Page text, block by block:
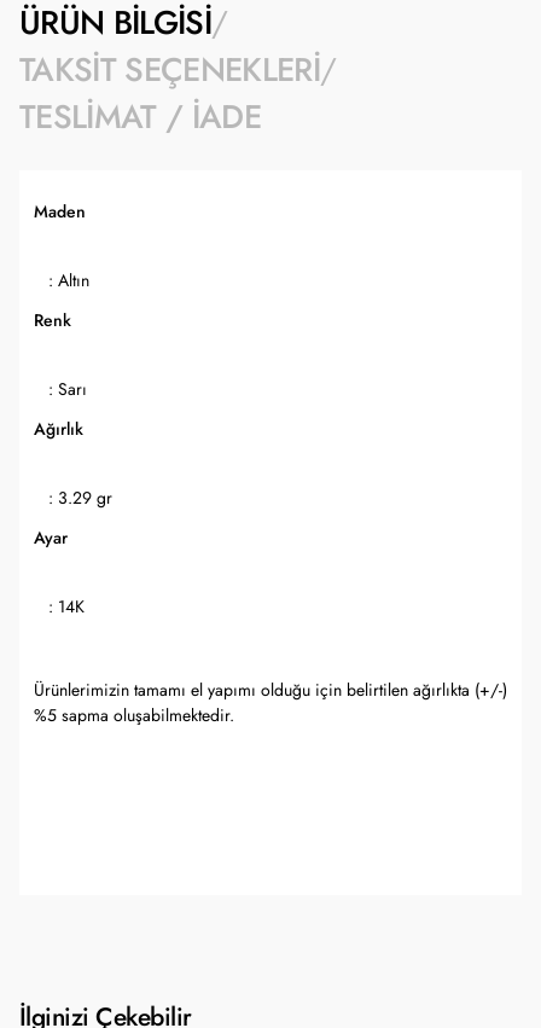
ÜRÜN BILGISI
TAKSIT SEÇENEKLERI
TESLIMAT / İADE
Maden
: Altın
Renk
: Sarı
Ağırlık
: 3.29 gr
Ayar
: 14K
Ürünlerimizin tamamı el yapımı olduğu için belirtilen ağırlıkta (+/-)
%5 sapma oluşabilmektedir.
İlginizi Çekebilir